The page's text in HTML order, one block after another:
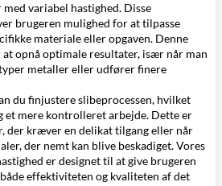
variabel hastighed. Disse
brugeren mulighed for at tilpasse
materiale eller opgaven. Denne
opnå optimale resultater, især når man
metaller eller udfører finere
du finjustere slibeprocessen, hvilket
mere kontrolleret arbejde. Dette er
der kræver en delikat tilgang eller når
der nemt kan blive beskadiget. Vores
er designet til at give brugeren
effektiviteten og kvaliteten af det